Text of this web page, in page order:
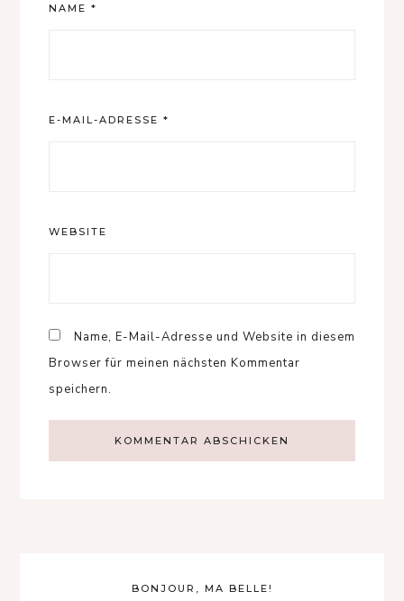
NAME *
E-MAIL-ADRESSE *
WEBSITE
Name, E-Mail-Adresse und Website in diesem
Browser für meinen nächsten Kommentar
speichern.
BONJOUR, MA BELLE!